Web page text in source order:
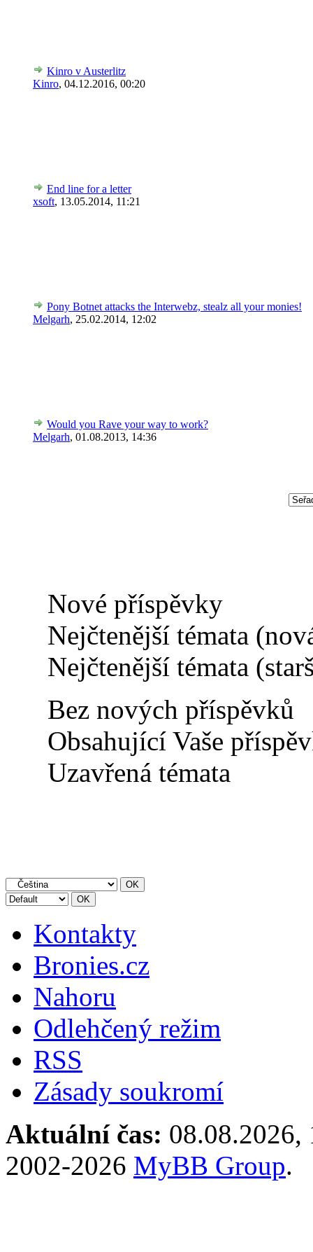
Kinro v Austerlitz
Kinro, 04.12.2016, 00:20
End line for a letter
xsoft, 13.05.2014, 11:21
Pony Botnet attacks the Interwebz, stealz all your monies!
Melgarh, 25.02.2014, 12:02
Would you Rave your way to work?
Melgarh, 01.08.2013, 14:36
Nové příspěvky
Nejčtenější témata
Nejčtenější témata
Bez nových příspěvků
Obsahující Vaše
Uzavřená témata
Kontakty
Bronies.cz
Nahoru
Odlehčený režim
RSS
Zásady soukromí
Aktuální čas: 08.08.2026,
2002-2026 MyBB Group.